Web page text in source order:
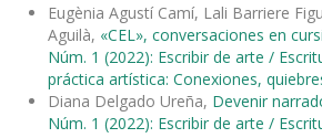
Eugènia Agustí Camí, Lali Barriere
Aguilà, «CEL», conversaciones en
Núm. 1 (2022): Escribir de arte /
práctica artística: Conexiones,
Diana Delgado Ureña, Devenir
Núm. 1 (2022): Escribir de arte /